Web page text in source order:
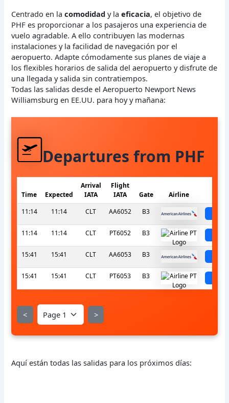
Centrado en lacomodidad y laeficacia, el objetivo de
PHF es proporcionar a los pasajeros una experiencia de
vuelo agradable. A ello contribuyen las modernas
instalaciones y la facilidad de navegación por el
aeropuerto. Adapte cómodamente sus planes de viaje a
los flexibles horarios de salida del aeropuerto y disfrute de
una llegada y salida sin contratiempos.
Todas las salidas desde el Aeropuerto Newport News
Williamsburg en EE.UU. para hoy y mañana:
Departures from PHF
Time Expected
Arrival
IATA
Flight
IATA
Gate Airline
11:14
11:14 CLT AA6052 B3
11:14 11:14 CLT PT6052 B3
15:41 15:41 CLT AA6053 B3
15:41 15:41 CLT PT6053 B3
< >
Aquí están todas las salidas para los próximos días: